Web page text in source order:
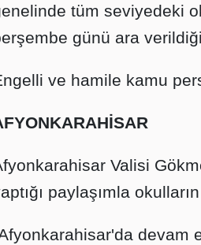
tüm seviyedeki
günü ara
ve hamile kamu
Valisi
paylaşımla
devam